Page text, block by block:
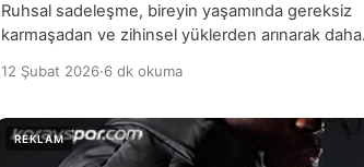
Ruhsal sadeleşme, bireyin yaşamında gereksiz
karmaşadan ve zihinsel yüklerden arınarak daha
süreç, psikolojik olarak stresi azaltır ve zihinsel
kaygılardan uzaklaştıkça, duygusal olarak daha
dengeli hisseder ve stresli durumlarla başa çıkma
12 Şubat 2026·6 dk okuma